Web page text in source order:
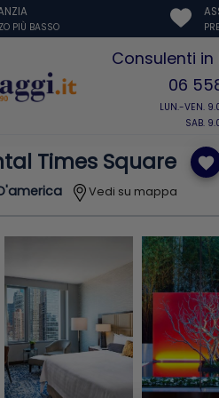
PIÙ BASSO
Consulenti in
06
LUN.-VEN.
SAB.
Times Square favorite
Vedi su mappa